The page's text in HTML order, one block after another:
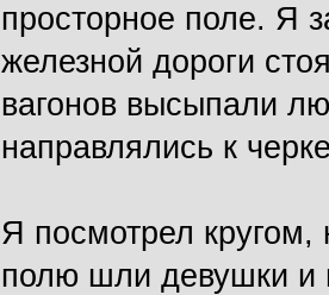
просторное поле. Я
железной дороги
вагонов высыпали
направлялись к
Я посмотрел кругом,
полю шли девушки и